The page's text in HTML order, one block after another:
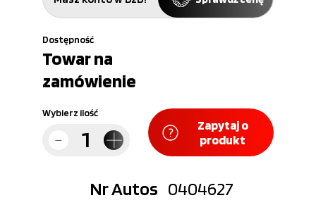
Dostępność
Towar na
zamówienie
Wybierz ilość
Zapytaj o
produkt
Nr Autos 0404627